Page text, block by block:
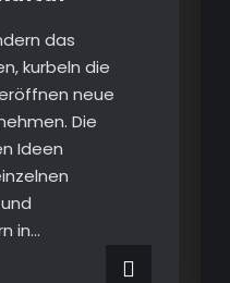
das
kurbeln die
neue
Die
Ideen
in…